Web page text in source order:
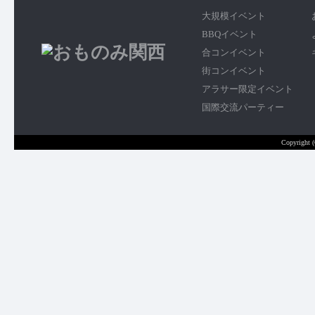
大規模イベント
BBQイベント
合コンイベント
街コンイベント
アラサー限定イベント
国際交流パーティー
Copyright